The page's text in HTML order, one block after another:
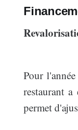
Pour
restaurant
permet